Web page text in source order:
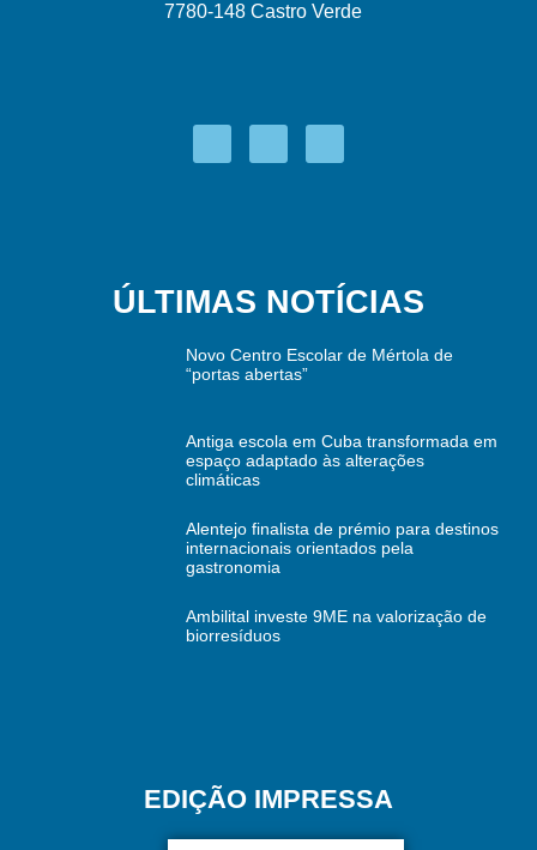
7780-148 Castro Verde
ÚLTIMAS NOTÍCIAS
Novo Centro Escolar de Mértola de
“portas abertas”
Antiga escola em Cuba transformada em
espaço adaptado às alterações
climáticas
Alentejo finalista de prémio para destinos
internacionais orientados pela
gastronomia
Ambilital investe 9ME na valorização de
biorresíduos
EDIÇÃO IMPRESSA